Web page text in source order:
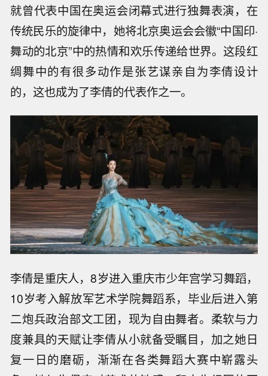
就曾代表中国在奥运会闭幕式进行独舞表演，在
传统民乐的旋律中，她将北京奥运会会徽“中国印·
舞动的北京”中的热情和欢乐传递给世界。这段红
绸舞中的有很多动作是张艺谋亲自为李倩设计
的，这也成为了李倩的代表作之一。
李倩是重庆人，8岁进入重庆市少年宫学习舞蹈，
10岁考入解放军艺术学院舞蹈系，毕业后进入第
二炮兵政治部文工团，现为自由舞者。柔软与力
度兼具的天赋让李倩从小就备受瞩目，加之她日
复一日的磨砺，渐渐在各类舞蹈大赛中崭露头